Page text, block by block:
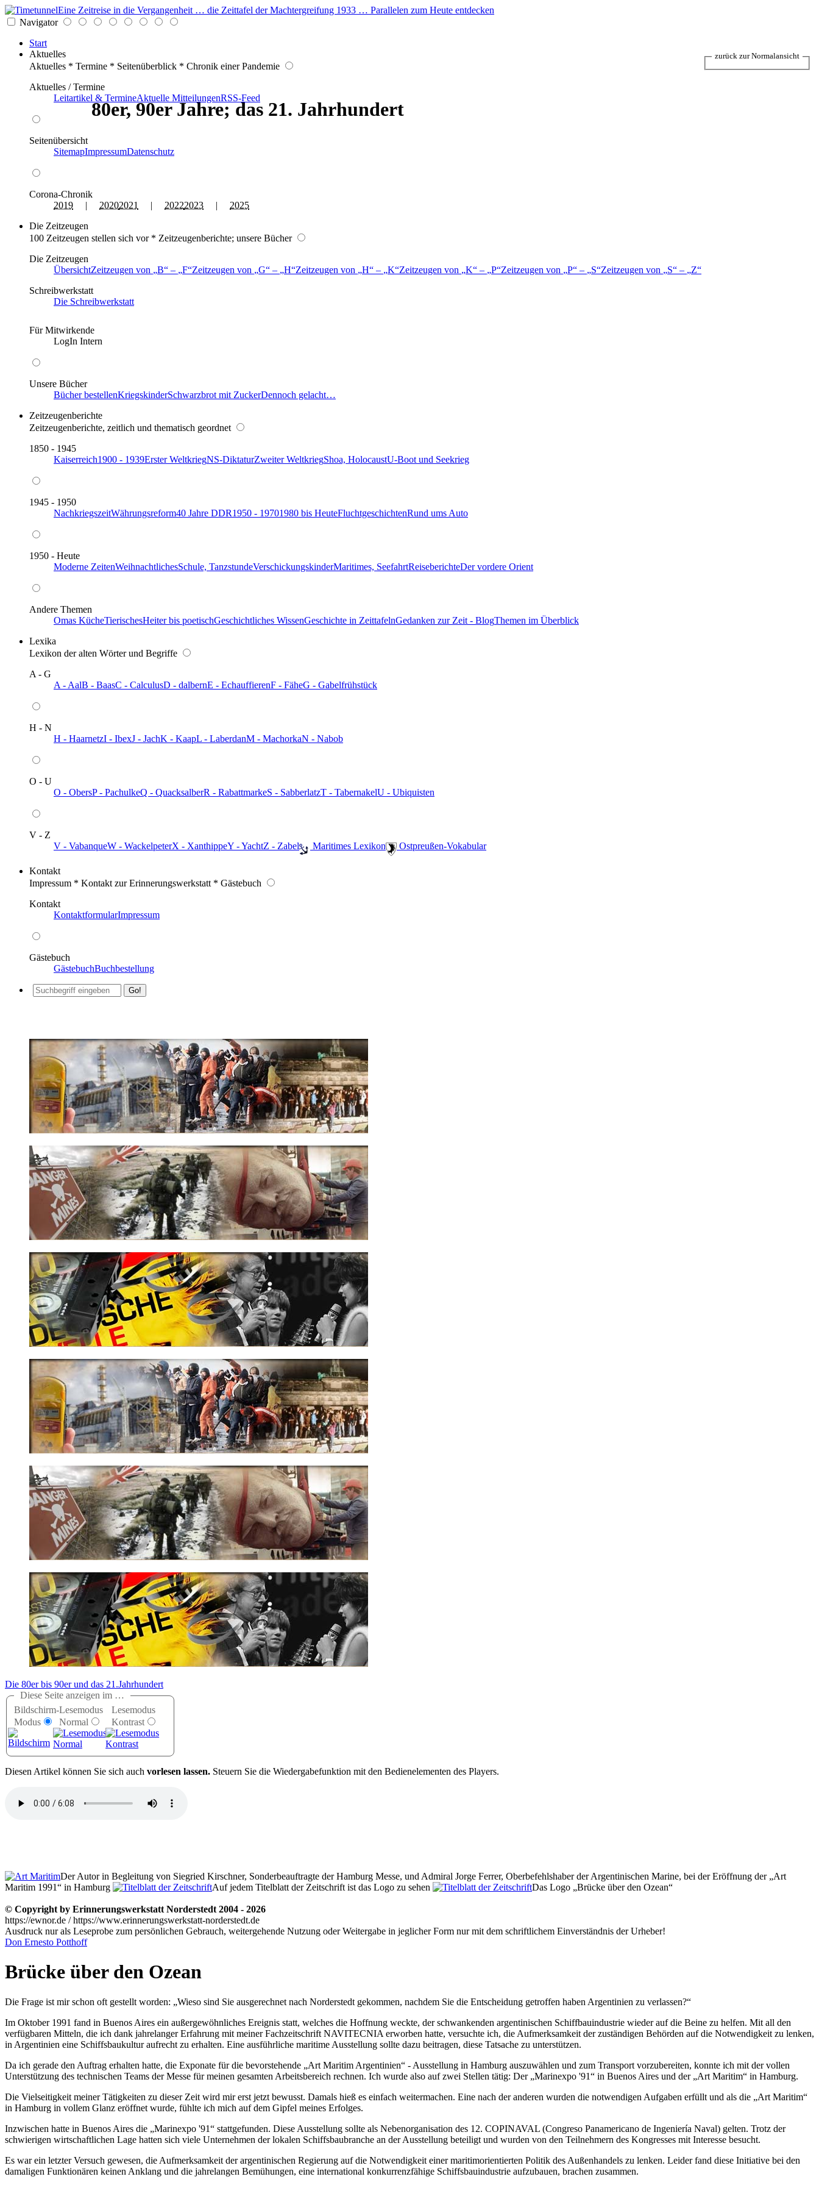
Eine Zeitreise in die Vergangenheit … die Zeittafel der Machtergreifung 1933 … Parallelen zum Heute entdecken
Navigator
Start
Aktuelles
Aktuelles * Termine * Seitenüberblick * Chronik einer Pandemie
Aktuelles / Termine
Leitartikel & TermineAktuelle MitteilungenRSS-Feed
Seitenübersicht
SitemapImpressumDatenschutz
Corona-Chronik
2019 | 20202021 | 20222023 | 2025
Die Zeitzeugen
100 Zeitzeugen stellen sich vor * Zeitzeugenberichte; unsere Bücher
Die Zeitzeugen
ÜbersichtZeitzeugen von B – F Zeitzeugen von G – H Zeitzeugen von H – K Zeitzeugen von K – P Zeitzeugen von P – S Zeitzeugen von S –
Z
Schreibwerkstatt
Die Schreibwerkstatt
Für Mitwirkende
LogIn Intern
Unsere Bücher
Bücher bestellenKriegskinderSchwarzbrot mit ZuckerDennoch gelacht…
Zeitzeugenberichte
Zeitzeugenberichte, zeitlich und thematisch geordnet
1850 - 1945
Kaiserreich1900 - 1939Erster WeltkriegNS-DiktaturZweiter WeltkriegShoa, HolocaustU-Boot und Seekrieg
1945 - 1950
NachkriegszeitWährungsreform40 Jahre DDR1950 - 19701980 bis HeuteFluchtgeschichtenRund ums Auto
1950 - Heute
Moderne ZeitenWeihnachtlichesSchule, TanzstundeVerschickungskinderMaritimes, SeefahrtReiseberichteDer vordere Orient
Andere Themen
Omas KücheTierischesHeiter bis poetischGeschichtliches WissenGeschichte in ZeittafelnGedanken zur Zeit - BlogThemen im Überblick
Lexika
Lexikon der alten Wörter und Begriffe
A - G
A - AalB - BaasC - CalculusD - dalbernE - EchauffierenF - FäheG - Gabelfrühstück
H - N
H - HaarnetzI - IbexJ - JachK - KaapL - LaberdanM - MachorkaN - Nabob
O - U
O - ObersP - PachulkeQ - QuacksalberR - RabattmarkeS - SabberlatzT - TabernakelU - Ubiquisten
V - Z
V - VabanqueW - WackelpeterX - XanthippeY - YachtZ - Zabel ️ Maritimes Lexikon ️ Ostpreußen-Vokabular
Kontakt
Impressum * Kontakt zur Erinnerungswerkstatt * Gästebuch
Kontakt
KontaktformularImpressum
Gästebuch
GästebuchBuchbestellung
80er, 90er Jahre; das 21. Jahrhundert
Die 80er bis 90er und das 21.Jahrhundert
Diese Seite anzeigen im …
Bildschirm-
Modus
Lesemodus
Normal
Lesemodus
Kontrast
Diesen Artikel können Sie sich auch vorlesen lassen. Steuern Sie die Wiedergabefunktion mit den Bedienelementen des Players.
Der Autor in Begleitung von Siegried Kirschner, Sonderbeauftragte der Hamburg Messe, und Admiral Jorge Ferrer, Oberbefehlshaber der Argentinischen Marine, bei der Eröffnung der
Art
Maritim 1991
in Hamburg Auf jedem Titelblatt der Zeitschrift ist das Logo zu sehen Das Logo Brücke über den Ozean
© Copyright by Erinnerungswerkstatt Norderstedt 2004 - 2026
https://ewnor.de / https://www.erinnerungswerkstatt-norderstedt.de
Ausdruck nur als Leseprobe zum persönlichen Gebrauch, weitergehende Nutzung oder Weitergabe in jeglicher Form nur mit dem schriftlichem Einverständnis der Urheber!
zurück zur Normalansicht
Don Ernesto Potthoff
Brücke über den Ozean
Die Frage ist mir schon oft gestellt worden:
Wieso sind Sie ausgerechnet nach Norderstedt gekommen, nachdem Sie die Entscheidung getroffen haben Argentinien zu verlassen?
Im Oktober 1991 fand in Buenos Aires ein außergewöhnliches Ereignis statt, welches die Hoffnung weckte, der schwankenden argentinischen Schiffbauindustrie wieder auf die Beine zu helfen. Mit all den
verfügbaren Mitteln, die ich dank jahrelanger Erfahrung mit meiner Fachzeitschrift NAVITECNIA erworben hatte, versuchte ich, die Aufmerksamkeit der zuständigen Behörden auf die Notwendigkeit zu lenken,
in Argentinien eine Schiffsbaukultur aufrecht zu erhalten. Eine ausführliche maritime Ausstellung sollte dazu beitragen, diese Tatsache zu unterstützen.
Da ich gerade den Auftrag erhalten hatte, die Exponate für die bevorstehende
Art Maritim Argentinien
- Ausstellung in Hamburg auszuwählen und zum Transport vorzubereiten, konnte ich mit der vollen
Unterstützung des technischen Teams der Messe für meinen gesamten Arbeitsbereich rechnen. Ich wurde also auf zwei Stellen tätig: Der Marinexpo '91 in Buenos Aires und der Art Maritim
in Hamburg.
Die Vielseitigkeit meiner Tätigkeiten zu dieser Zeit wird mir erst jetzt bewusst. Damals hieß es einfach weitermachen. Eine nach der anderen wurden die notwendigen Aufgaben erfüllt und als die
Art Maritim
in Hamburg in vollem Glanz eröffnet wurde, fühlte ich mich auf dem Gipfel meines Erfolges.
Inzwischen hatte in Buenos Aires die
Marinexpo '91
stattgefunden. Diese Ausstellung sollte als Nebenorganisation des 12. COPINAVAL (Congreso Panamericano de Ingeniería Naval) gelten. Trotz der
schwierigen wirtschaftlichen Lage hatten sich viele Unternehmen der lokalen Schiffsbaubranche an der Ausstellung beteiligt und wurden von den Teilnehmern des Kongresses mit Interesse besucht.
Es war ein letzter Versuch gewesen, die Aufmerksamkeit der argentinischen Regierung auf die Notwendigkeit einer maritimorientierten Politik des Außenhandels zu lenken. Leider fand diese Initiative bei den
damaligen Funktionären keinen Anklang und die jahrelangen Bemühungen, eine international konkurrenzfähige Schiffsbauindustrie aufzubauen, brachen zusammen.